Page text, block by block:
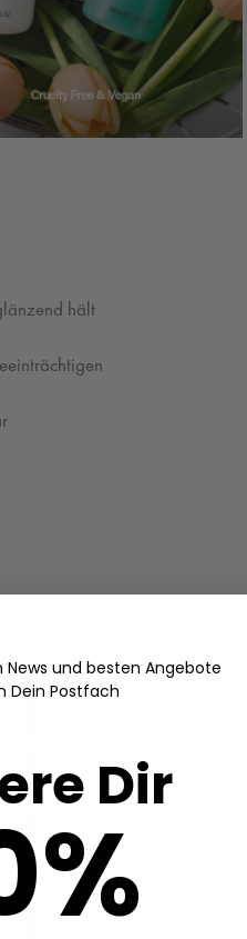
hält
News und besten Angebote
Dein Postfach
Dir